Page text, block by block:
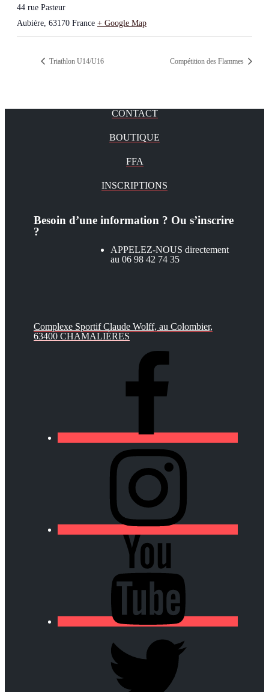
44 rue Pasteur
Aubière 63170 France + Google Map
Triathlon U14/U16 Compétition des Flammes
CONTACT
BOUTIQUE
FFA
INSCRIPTIONS
Besoin d’une information ? Ou s’inscrire
?
APPELEZ-NOUS directement
au 06 98 42 74 35
Complexe Sportif Claude Wolff, au Colombier,
63400 CHAMALIÈRES
chamalieres.fr/wp-
content/uploads/2020/03/
chamalieres.fr/wp-